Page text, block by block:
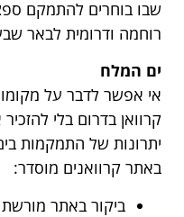
שבו בוחרים להתמקם
רוחמה ודרומית לבאר
ים המלח
אי אפשר לדבר על
קרוואן בדרום בלי
יתרונות של התמקמות
באתר קרוואנים מוסדר:
ביקור באתר